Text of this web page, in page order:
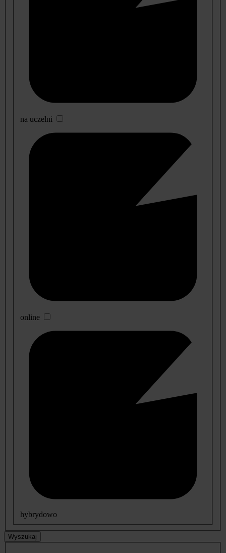
na uczelni
online
hybrydowo
Wyszukaj